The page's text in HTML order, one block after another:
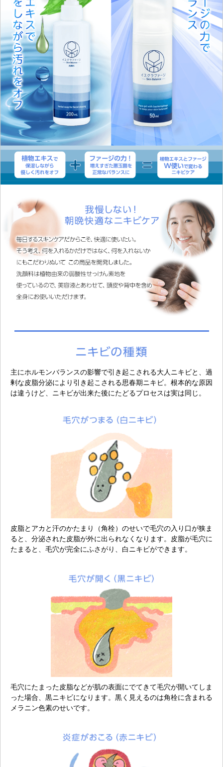
主にホルモンバランスの影響で引き起こされる大人ニキビと、過
剰な皮脂分泌により引き起こされる思春期ニキビ。 根本的な原因
は違うけど、ニキビが出来た後にたどるプロセスは実は同じ。
皮脂とアカと汗のかたまり（角栓）のせいで毛穴の入り口が狭ま
ると、分泌された皮脂が外に出られなくなります。皮脂が毛穴に
たまると、毛穴が完全にふさがり、白ニキビができます。
毛穴にたまった皮脂などが肌の表面にでてきて毛穴が開いてしま
った場合、黒ニキビになります。黒く見えるのは角栓に含まれる
メラニン色素のせいです。